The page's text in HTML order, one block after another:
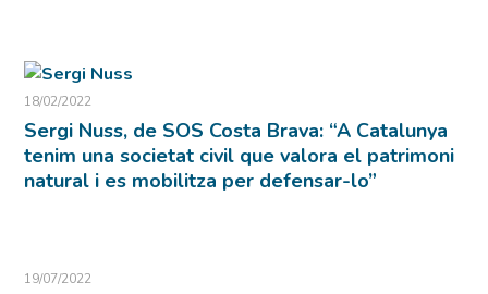
18/02/2022
Sergi Nuss, de SOS Costa Brava: “A Catalunya
tenim una societat civil que valora el patrimoni
natural i es mobilitza per defensar-lo”
19/07/2022